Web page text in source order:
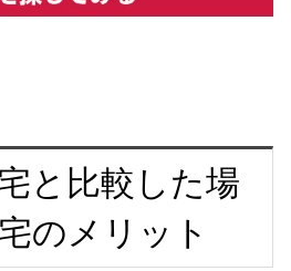
と比較した場
のメリット